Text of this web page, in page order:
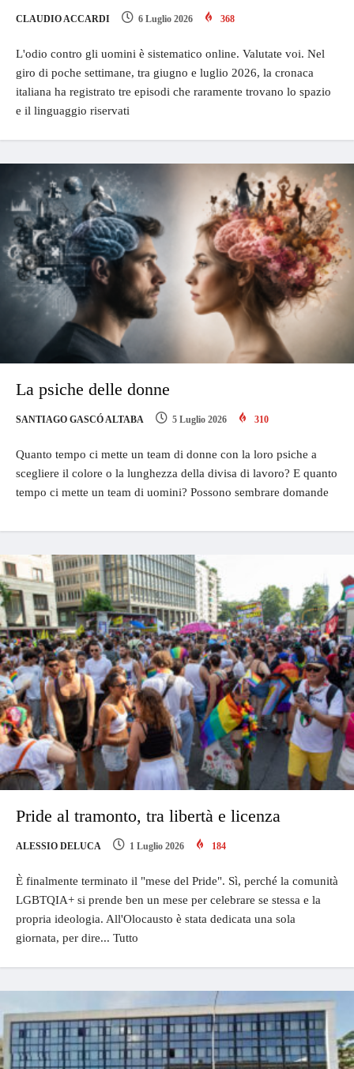
CLAUDIO ACCARDI 6 Luglio 2026 368
L'odio contro gli uomini è sistematico online. Valutate voi. Nel
giro di poche settimane, tra giugno e luglio 2026, la cronaca
italiana ha registrato tre episodi che raramente trovano lo spazio
e il linguaggio riservati
La psiche delle donne
SANTIAGO GASCÓ ALTABA 5 Luglio 2026 310
Quanto tempo ci mette un team di donne con la loro psiche a
scegliere il colore o la lunghezza della divisa di lavoro? E quanto
tempo ci mette un team di uomini? Possono sembrare domande
Pride al tramonto, tra libertà e licenza
ALESSIO DELUCA 1 Luglio 2026 184
È finalmente terminato il "mese del Pride". Sì, perché la comunità
LGBTQIA+ si prende ben un mese per celebrare se stessa e la
propria ideologia. All'Olocausto è stata dedicata una sola
giornata, per dire... Tutto